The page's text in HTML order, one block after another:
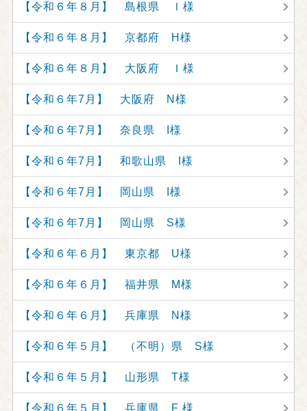
【令和６年８月】 島根県 Ｉ様
【令和６年８月】 京都府 H様
【令和６年８月】 大阪府 Ｉ様
【令和６年7月】 大阪府 N様
【令和６年7月】 奈良県 I様
【令和６年7月】 和歌山県 I様
【令和６年7月】 岡山県 I様
【令和６年7月】 岡山県 S様
【令和６年６月】 東京都 U様
【令和６年６月】 福井県 M様
【令和６年６月】 兵庫県 N様
【令和６年５月】 （不明）県 S様
【令和６年５月】 山形県 T様
【令和６年５月】 兵庫県 F 様